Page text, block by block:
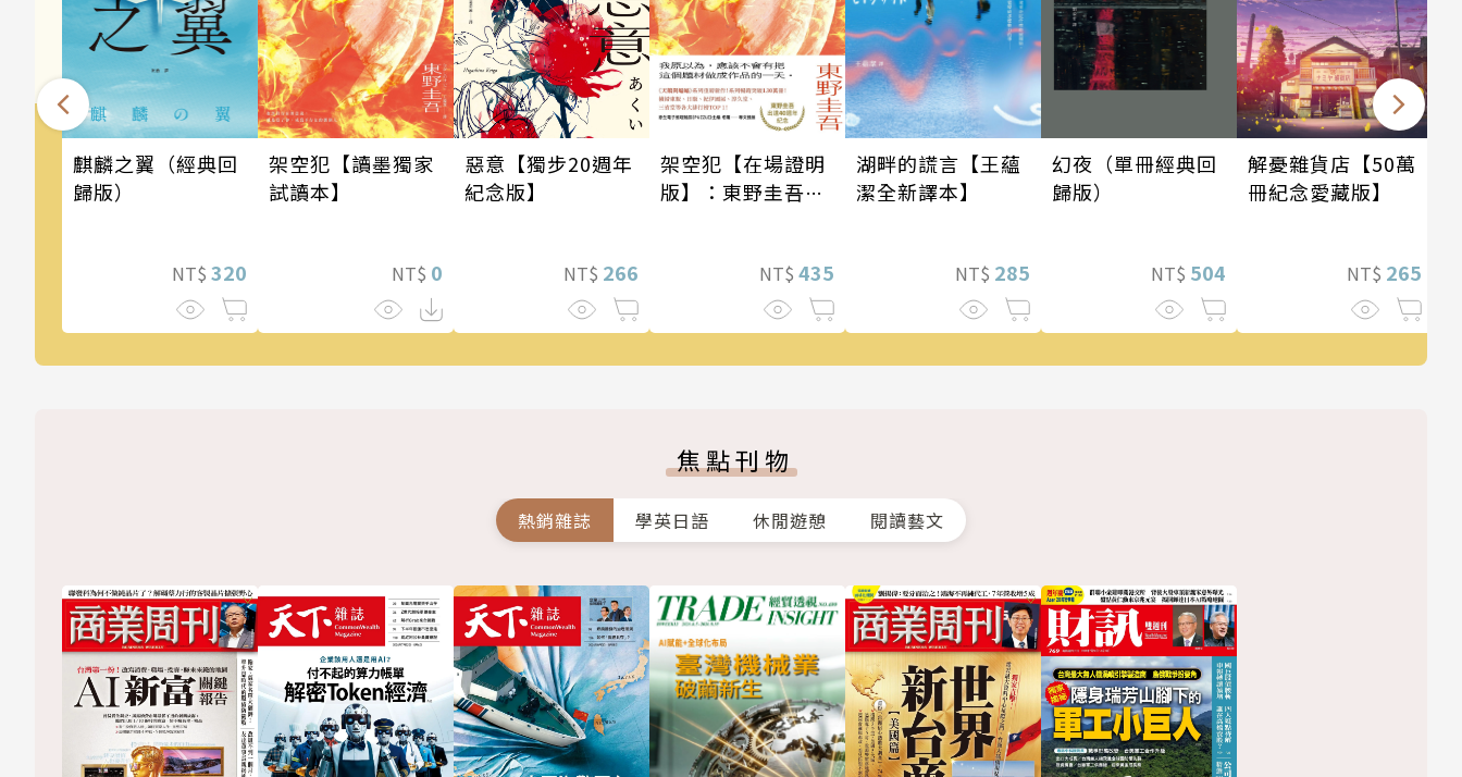
麒麟之翼（經典回
歸版）
NT$ 320
架空犯【讀墨獨家
試讀本】
NT$ 0
惡意【獨步20週年
紀念版】
NT$ 266
架空犯【在場證明
版】：東野圭吾出
列重磅新作！
NT$ 435
湖畔的謊言【王蘊
潔全新譯本】
NT$ 285
幻夜（單冊經典回
歸版）
NT$ 504
解憂雜貨店【50萬
冊紀念愛藏版】
NT$ 265
焦點刊物
熱銷雜誌 學英日語 休閒遊憩 閱讀藝文